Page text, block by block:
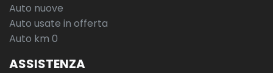
Auto nuove
Auto usate in offerta
Auto km 0
ASSISTENZA